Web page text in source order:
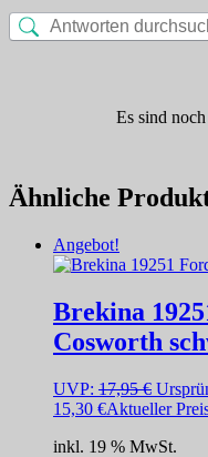
Es sind
Ähnliche
Angebot!
Brekina
Cosworth
UVP: 17,95€
15,30 €Aktueller
inkl. 19 % MwSt.